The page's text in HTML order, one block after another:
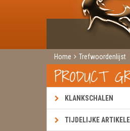
Home Trefwoordenlijst
PRODUCT
KLANKSCHALEN
TIJDELIJKE